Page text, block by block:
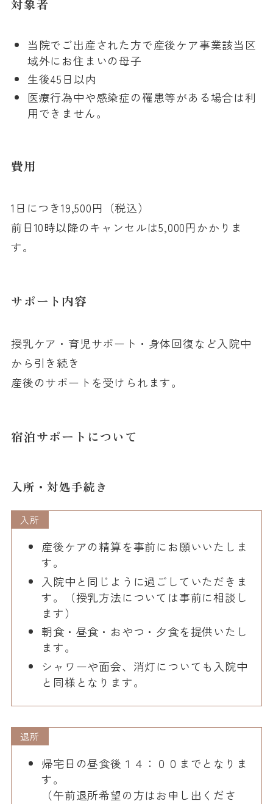
対象者
当院でご出産された方で産後ケア事業該当区
域外にお住まいの母子
生後45日以内
医療行為中や感染症の罹患等がある場合は利
用できません。
費用
1日につき19,500円（税込）
前日10時以降のキャンセルは5,000円かかりま
す。
サポート内容
授乳ケア・育児サポート・身体回復など入院中
から引き続き
産後のサポートを受けられます。
宿泊サポートについて
入所・対処手続き
入所
産後ケアの精算を事前にお願いいたしま
す。
入院中と同じように過ごしていただきま
す。（授乳方法については事前に相談し
ます）
朝食・昼食・おやつ・夕食を提供いたし
ます。
シャワーや面会、消灯についても入院中
と同様となります。
退所
帰宅日の昼食後１４：００までとなりま
す。
（午前退所希望の方はお申し出くださ